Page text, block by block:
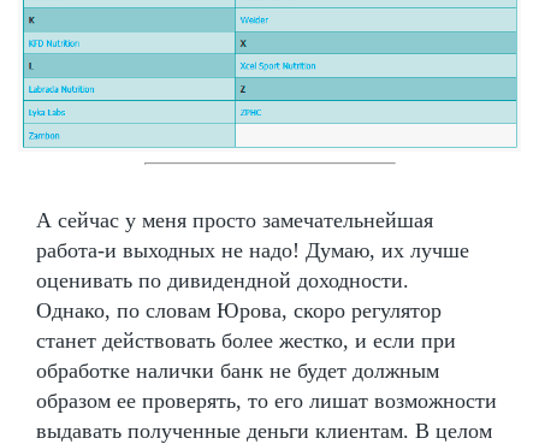
А сейчас у меня просто замечательнейшая
работа-и выходных не надо! Думаю, их лучше
оценивать по дивидендной доходности.
Однако, по словам Юрова, скоро регулятор
станет действовать более жестко, и если при
обработке налички банк не будет должным
образом ее проверять, то его лишат возможности
выдавать полученные деньги клиентам. В целом